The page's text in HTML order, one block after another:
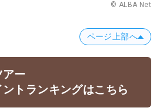
© ALBA Net
ページ上部へ
ー
トランキングはこちら